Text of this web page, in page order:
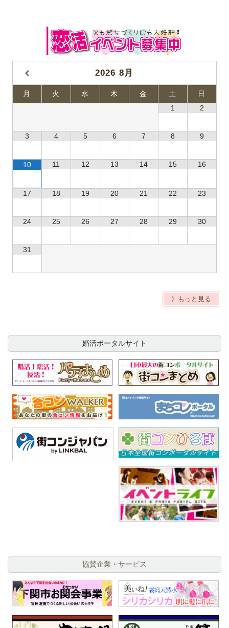
2026 8月
月 火 水 木 金 土
日
1
2
3 4 5 6 7 8 9
10 11 12 13 14 15 16
17 18 19 20 21 22 23
24 25 26 27 28 29 30
31
》もっと見る
婚活ポータルサイト
協賛企業・サービス